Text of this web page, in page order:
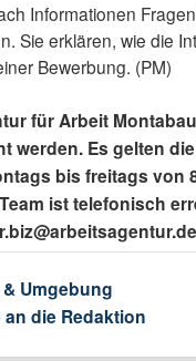
Informationen
Sie erklären, wie die
Bewerbung. (PM)
für Arbeit
werden. Es gelten
bis freitags von
ist telefonisch
Umgebung
an die Redaktion